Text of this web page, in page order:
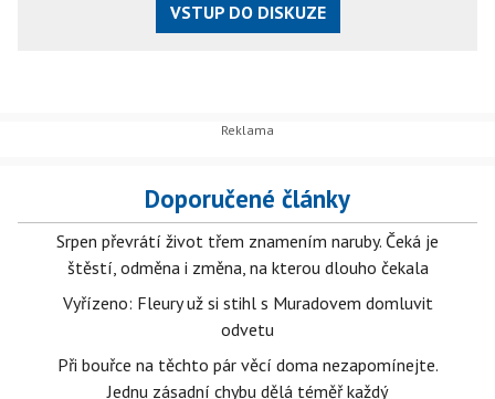
VSTUP DO DISKUZE
Doporučené články
Srpen převrátí život třem znamením naruby. Čeká je
štěstí, odměna i změna, na kterou dlouho čekala
Vyřízeno: Fleury už si stihl s Muradovem domluvit
odvetu
Při bouřce na těchto pár věcí doma nezapomínejte.
Jednu zásadní chybu dělá téměř každý